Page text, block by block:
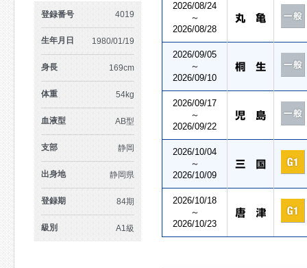
登録番号 4019
生年月日 1980/01/19
身長 169cm
体重 54kg
血液型 AB型
支部 静岡
出身地 静岡県
登録期 84期
級別 A1級
2026/08/24
～
2026/08/28
2026/09/05
～
2026/09/10
2026/09/17
～
2026/09/22
2026/10/04
～
2026/10/09
2026/10/18
～
2026/10/23